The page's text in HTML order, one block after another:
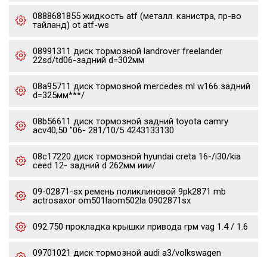
0888681855 жидкость atf (металл. канистра, пр-во
тайланд) ot atf-ws
08991311 диск тормозной landrover freelander
22sd/td06-задний d=302мм
08a95711 диск тормозной mercedes ml w166 задний
d=325мм***/
08b56611 диск тормозной задний toyota camry
acv40,50 "06- 281/10/5 4243133130
08c17220 диск тормозной hyundai creta 16-/i30/kia
ceed 12- задний d 262мм иии/
09-02871-sx ремень поликлиновой 9pk2871 mb
actrosaxor om501laom502la 0902871sx
092.750 прокладка крышки привода грм vag 1.4 / 1.6
09701021 диск тормозной audi a3/volkswagen